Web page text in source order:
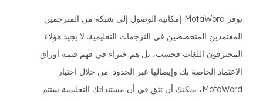
توفر MotaWord إمكانية الوصول إلى شبكة من المترجمين
المعتمدين المتخصصين في الترجمات التعليمية. لا يجيد هؤلاء
المحترفون اللغات فحسب، بل هم خبراء في فهم قيمة أوراق
الاعتماد الخاصة بك وإيصالها عبر الحدود. من خلال اختيار
MotaWord، يمكنك أن تثق في أن مستنداتك التعليمية ستتم